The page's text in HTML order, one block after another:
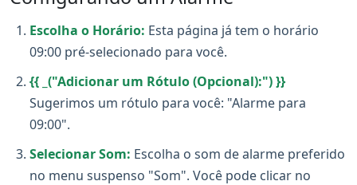
Escolha o Horário: Esta página já tem o horário
09:00 pré-selecionado para você.
{{ _("Adicionar um Rótulo (Opcional):") }}
Sugerimos um rótulo para você: "Alarme para
09:00".
Selecionar Som: Escolha o som de alarme preferido
no menu suspenso "Som". Você pode clicar no